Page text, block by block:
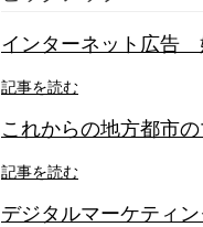
インターネット広告
記事を読む
これからの地方都市
記事を読む
デジタルマーケティ